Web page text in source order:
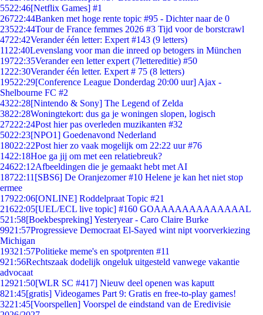
5522:46[Netflix Games] #1
26722:44Banken met hoge rente topic #95 - Dichter naar de 0
23522:44Tour de France femmes 2026 #3 Tijd voor de borstcrawl
4722:42Verander één letter: Expert #143 (9 letters)
11 22:40Levenslang voor man die inreed op betogers in München
19722:35Verander een letter expert (7lettereditie) #50
1222:30Verander één letter. Expert # 75 (8 letters)
19522:29[Conference League Donderdag 20:00 uur] Ajax -
Shelbourne FC #2
4322:28[Nintendo & Sony] The Legend of Zelda
3822:28Woningtekort: dus ga je woningen slopen, logisch
27222:24Post hier pas overleden muzikanten #32
5022:23[NPO1] Goedenavond Nederland
18022:22Post hier zo vaak mogelijk om 22:22 uur #76
1422:18Hoe ga jij om met een relatiebreuk?
24622:12Afbeeldingen die je gemaakt hebt met AI
18722:11 [SBS6] De Oranjezomer #10 Helene je kan het niet stop
ermee
17922:06[ONLINE] Roddelpraat Topic #21
21622:05[UEL/ECL live topic] #160 GOAAAAAAAAAAAAAL
521:58[Boekbespreking] Yesteryear - Caro Claire Burke
9921:57Progressieve Democraat El-Sayed wint nipt voorverkiezing
Michigan
19321:57Politieke meme's en spotprenten #11
921:56Rechtszaak dodelijk ongeluk uitgesteld vanwege vakantie
advocaat
12921:50[WLR SC #417] Nieuw deel openen was kaputt
821:45[gratis] Videogames Part 9: Gratis en free-to-play games!
3221:45[Voorspellen] Voorspel de eindstand van de Eredivisie